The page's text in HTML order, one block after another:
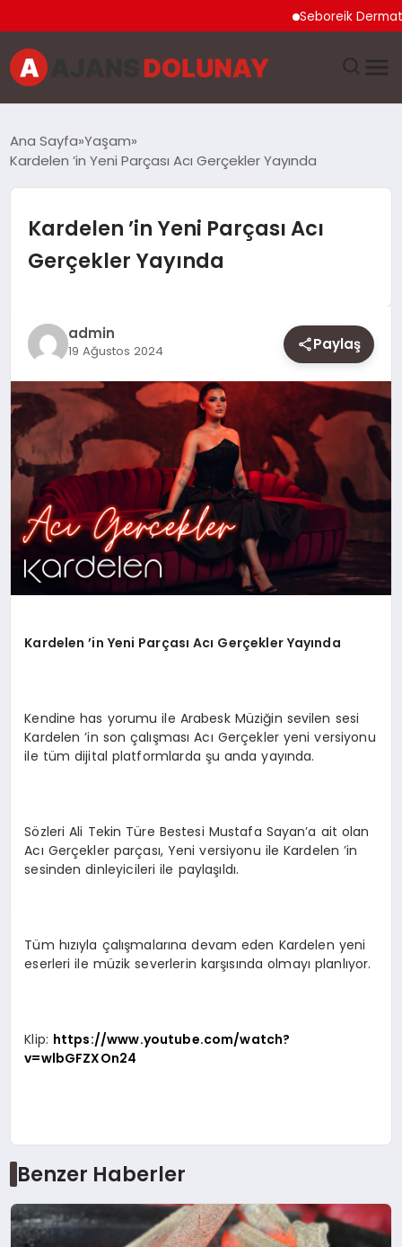
Seboreik Dermatit
EKONOMI
GENEL
MAGAZIN
SAĞLIK
SIYASET
SPOR
YAŞAM
Ana Sayfa Yaşam
Kardelen ’in Yeni Parçası Acı Gerçekler Yayında
Kardelen ’in Yeni Parçası Acı
Gerçekler Yayında
admin
19 Ağustos 2024 Paylaş
Kardelen ’in Yeni Parçası Acı Gerçekler Yayında
Kendine has yorumu ile Arabesk Müziğin sevilen sesi
Kardelen ’in son çalışması Acı Gerçekler yeni versiyonu
ile tüm dijital platformlarda şu anda yayında.
Sözleri Ali Tekin Türe Bestesi Mustafa Sayan’a ait olan
Acı Gerçekler parçası, Yeni versiyonu ile Kardelen ’in
sesinden dinleyicileri ile paylaşıldı.
Tüm hızıyla çalışmalarına devam eden Kardelen yeni
eserleri ile müzik severlerin karşısında olmayı planlıyor.
Klip: https://www.youtube.com/watch?
v=wlbGFZXOn24
Benzer Haberler